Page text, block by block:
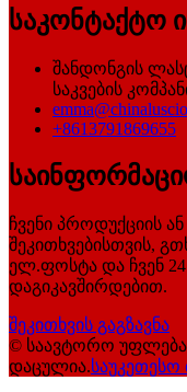
საკონტაქტო
შანდონგის
საკვების
+8613791869655
ჩვენი პროდუქციის ან
შეკითხვებისთვის,
ელ.ფოსტა და ჩვენ
დაგიკავშირდებით.
შეკითხვის გაგზავნა
© საავტორო უფლება
დაცულია.